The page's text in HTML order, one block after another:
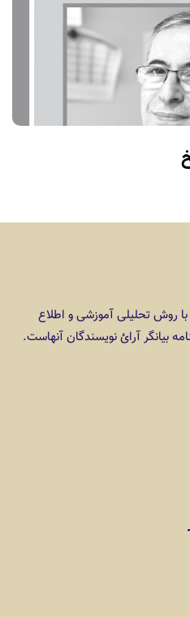
تحلیلی آموزشی و اطلاع
آرائ نویسندگان آنهاست.